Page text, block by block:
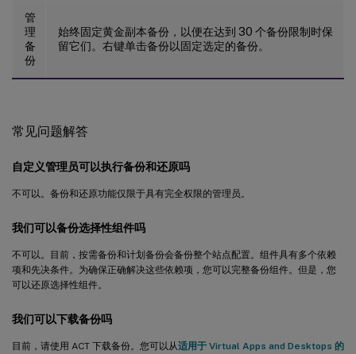
管
理
备
份
始终固定黄金副本备份，以便在达到 30 个备份限制时保
留它们。右键单击备份以固定选定的备份。
常见问题解答
自定义管理员可以执行备份和还原吗
不可以。备份和还原功能仅限于具有完全权限的管理员。
我们可以备份选择性组件吗
不可以。目前，按需备份和计划备份会备份整个站点配置。组件具有多个依赖
项和先决条件。为确保正确解决这些依赖项，您可以完整备份组件。但是，您
可以还原选择性组件。
我们可以下载备份吗
目前，请使用 ACT 下载备份。您可以从适用于 Virtual Apps and Desktops 的